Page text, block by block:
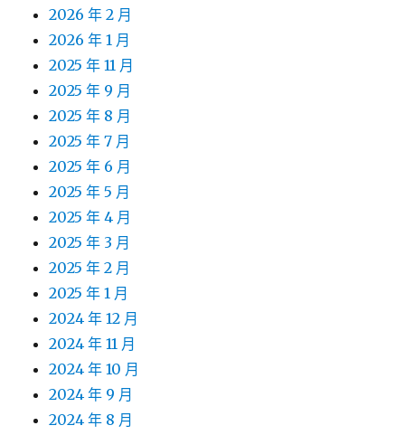
2026 年 2 月
2026 年 1 月
2025 年 11 月
2025 年 9 月
2025 年 8 月
2025 年 7 月
2025 年 6 月
2025 年 5 月
2025 年 4 月
2025 年 3 月
2025 年 2 月
2025 年 1 月
2024 年 12 月
2024 年 11 月
2024 年 10 月
2024 年 9 月
2024 年 8 月